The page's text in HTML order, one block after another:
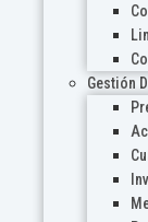
Gestión